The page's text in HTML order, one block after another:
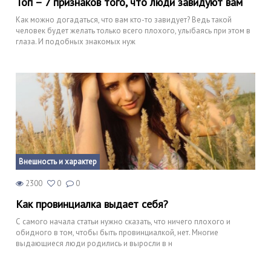
Как можно догадаться, что вам кто-то завидует? Ведь такой
человек будет желать только всего плохого, улыбаясь при этом в
глаза. И подобных знакомых нуж
Внешность и характер
2300 0 0
Как провинциалка выдает себя?
С самого начала статьи нужно сказать, что ничего плохого и
обидного в том, чтобы быть провинциалкой, нет. Многие
выдающиеся люди родились и выросли в н